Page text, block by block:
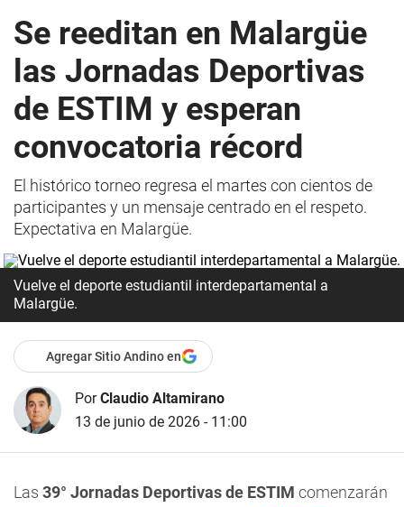
Se reeditan en Malargüe
las Jornadas Deportivas
de ESTIM y esperan
convocatoria récord
El histórico torneo regresa el martes con cientos de
participantes y un mensaje centrado en el respeto.
Expectativa en Malargüe.
Vuelve el deporte estudiantil interdepartamental a
Malargüe.
Agregar Sitio Andino en
PorClaudio Altamirano
13 de junio de 2026 - 11:00
Las 39° Jornadas Deportivas de ESTIM comenzarán